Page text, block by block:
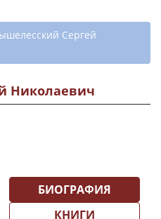
Сергей
Николаевич
БИОГРАФИЯ
КНИГИ